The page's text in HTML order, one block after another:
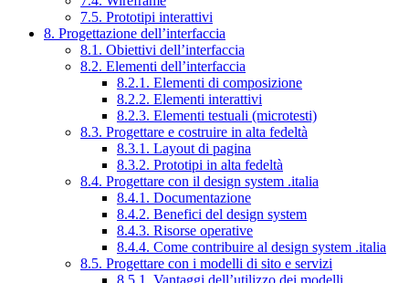
7.5. Prototipi interattivi
8. Progettazione dell’interfaccia
8.1. Obiettivi dell’interfaccia
8.2. Elementi dell’interfaccia
8.2.1. Elementi di composizione
8.2.2. Elementi interattivi
8.2.3. Elementi testuali (microtesti)
8.3. Progettare e costruire in alta fedeltà
8.3.1. Layout di pagina
8.3.2. Prototipi in alta fedeltà
8.4. Progettare con il design system .italia
8.4.1. Documentazione
8.4.2. Benefici del design system
8.4.3. Risorse operative
8.4.4. Come contribuire al design system .italia
8.5. Progettare con i modelli di sito e servizi
8.5.1. Vantaggi dell’utilizzo dei modelli